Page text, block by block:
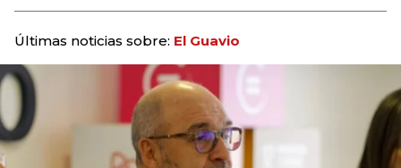
Últimas noticias sobre: El Guavio